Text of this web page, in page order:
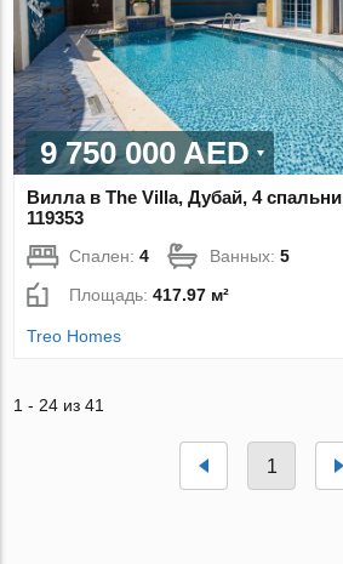
9 750 000 AED
Вилла в The Villa, Дубай, 4
119353
Спален:4 Ванных:5
Площадь:417.97 м²
Treo Homes
1 - 24 из 41
1